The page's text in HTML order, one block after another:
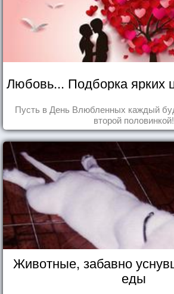
Любовь... Подборка ярких
Пусть в День Влюбленных каждый
второй половинкой!
Животные, забавно
еды